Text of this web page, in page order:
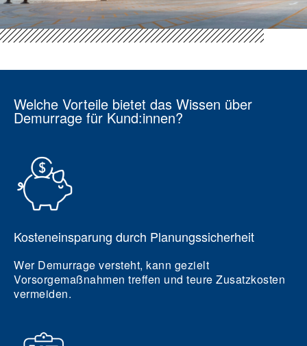
Welche Vorteile bietet das Wissen über
Demurrage für Kund:innen?
Kosteneinsparung durch Planungssicherheit
Wer Demurrage versteht, kann gezielt
Vorsorgemaßnahmen treffen und teure Zusatzkosten
vermeiden.